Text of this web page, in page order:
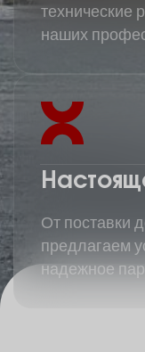
технические
наших
От поставки
предлагаем
надежное